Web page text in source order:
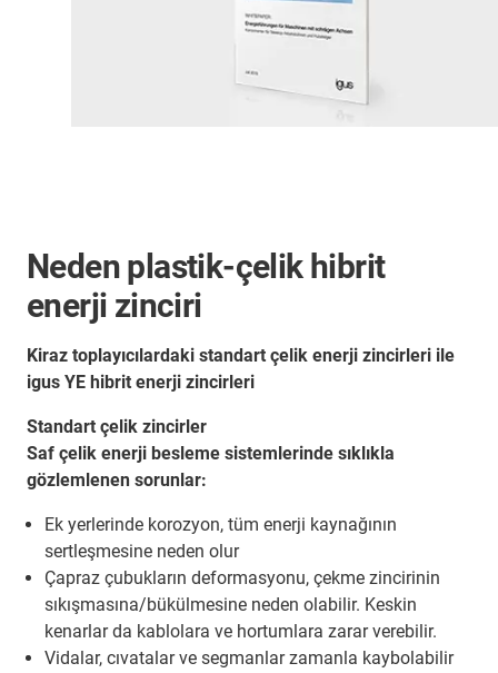
Neden plastik-çelik hibrit
enerji zinciri
Kiraz toplayıcılardaki standart çelik enerji zincirleri ile
igus YE hibrit enerji zincirleri
Standart çelik zincirler
Saf çelik enerji besleme sistemlerinde sıklıkla
gözlemlenen sorunlar:
Ek yerlerinde korozyon, tüm enerji kaynağının
sertleşmesine neden olur
Çapraz çubukların deformasyonu, çekme zincirinin
sıkışmasına/bükülmesine neden olabilir. Keskin
kenarlar da kablolara ve hortumlara zarar verebilir.
Vidalar, cıvatalar ve segmanlar zamanla kaybolabilir